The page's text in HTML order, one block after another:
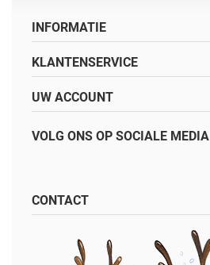
INFORMATIE
KLANTENSERVICE
UW ACCOUNT
VOLG ONS OP SOCIALE MEDIA
CONTACT